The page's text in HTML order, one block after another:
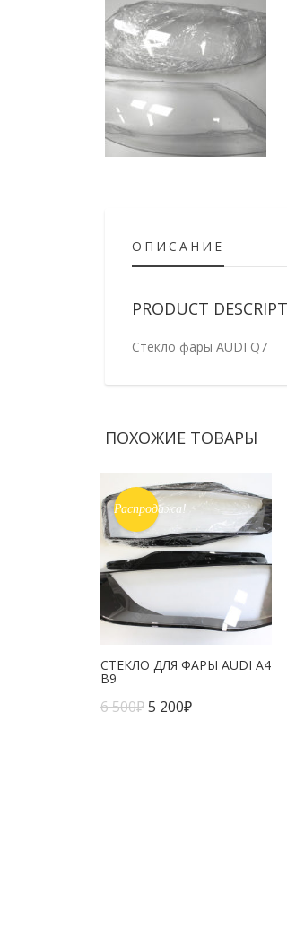
ОПИСАНИЕ
PRODUCT
Стекло фары AUDI Q7
ПОХОЖИЕ ТОВАРЫ
Распродажа!
СТЕКЛО ДЛЯ ФАРЫ AUDI A4
B9
6 500₽5 200₽